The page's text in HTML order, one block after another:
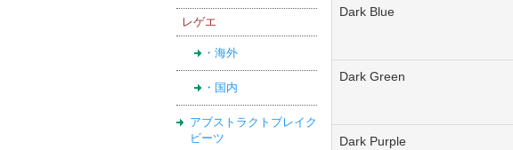
レゲエ
・海外
・国内
アブストラクトブレイク
ビーツ
Dark Blue
Dark Green
Dark Purple